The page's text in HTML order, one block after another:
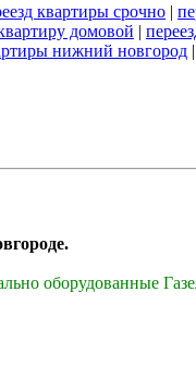
квартиры срочно |
домовой |
нижний новгород |
оборудованные